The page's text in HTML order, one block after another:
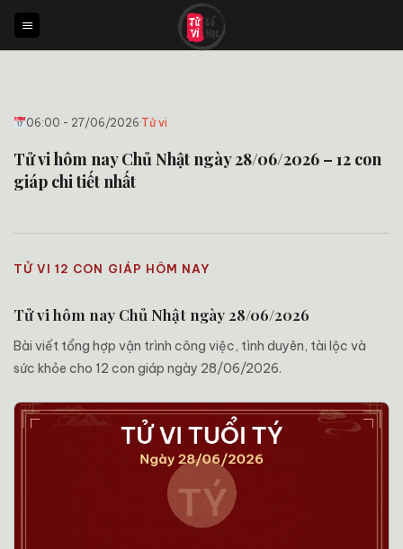
qua
nội
06:00 - 27/06/2026·Tử vi
Tử vi hôm nay Chủ Nhật ngày 28/06/2026 – 12 con
giáp chi tiết nhất
TỬ VI 12 CON GIÁP HÔM NAY
Tử vi hôm nay Chủ Nhật ngày 28/06/2026
Bài viết tổng hợp vận trình công việc, tình duyên, tài lộc và
sức khỏe cho 12 con giáp ngày 28/06/2026.